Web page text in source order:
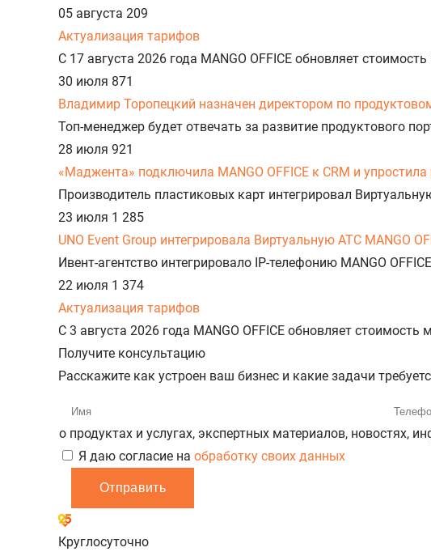
05 августа 209
Актуализация тарифов
С 17 августа 2026 года MANGO OFFICE обновляет
30 июля 871
Владимир Торопецкий назначен директором по
Топ-менеджер будет отвечать за развитие продуктового
28 июля 921
«Маджента» подключила MANGO OFFICE к CRM и
Производитель пластиковых карт интегрировал
23 июля 1 285
UNO Event Group интегрировала Виртуальную АТС MANGO
Ивент-агентство интегрировало IP-телефонию MANGO
22 июля 1 374
Актуализация тарифов
С 3 августа 2026 года MANGO OFFICE обновляет
Получите консультацию
Расскажите как устроен ваш бизнес и какие задачи
о продуктах и услугах, экспертных материалов, новостях,
Я даю согласие на обработку своих данных
Отправить
Круглосуточно